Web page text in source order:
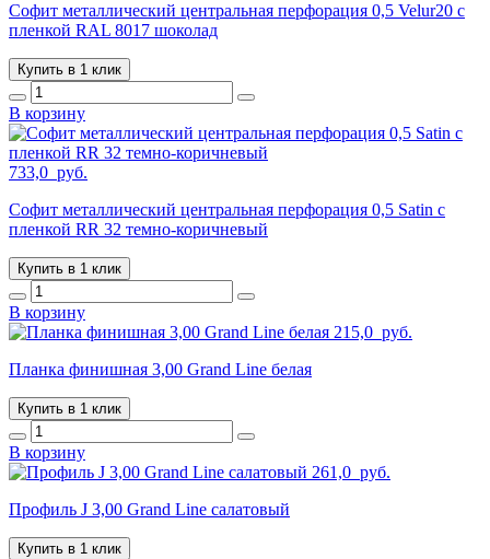
Софит металлический центральная перфорация 0,5 Velur20 с
пленкой RAL 8017 шоколад
Купить в 1 клик
В корзину
733,0 руб.
Софит металлический центральная перфорация 0,5 Satin с
пленкой RR 32 темно-коричневый
Купить в 1 клик
В корзину
215,0 руб.
Планка финишная 3,00 Grand Line белая
Купить в 1 клик
В корзину
261,0 руб.
Профиль J 3,00 Grand Line салатовый
Купить в 1 клик